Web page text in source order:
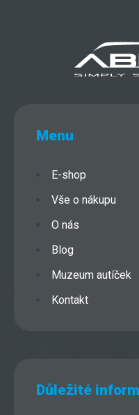
Menu
E-shop
Vše o nákupu
O nás
Blog
Muzeum autíček
Kontakt
Důležité